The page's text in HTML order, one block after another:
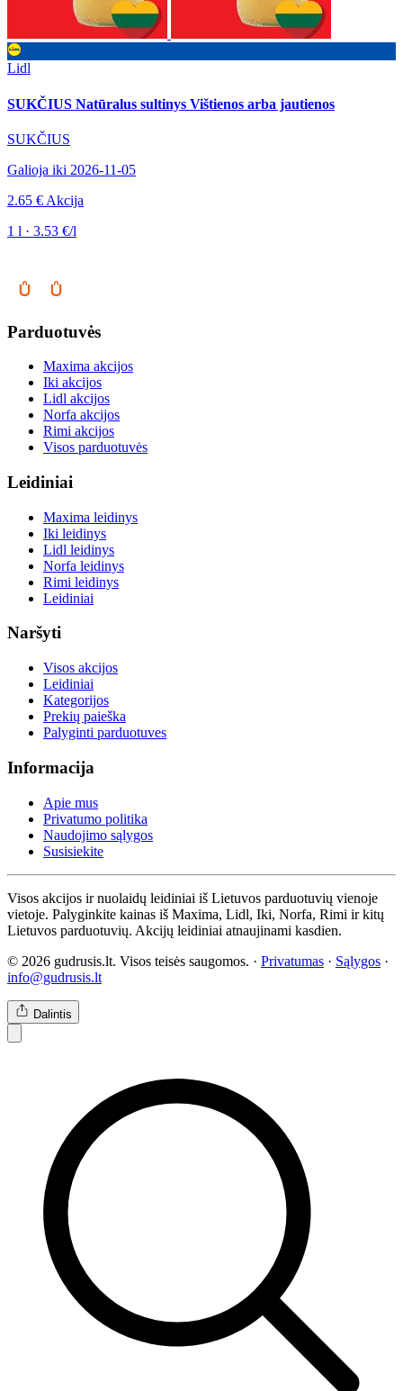
Lidl
SUKČIUS Natūralus sultinys Vištienos arba jautienos
SUKČIUS
Galioja iki 2026-11-05
2.65 € Akcija
1 l · 3.53 €/l
Parduotuvės
Maxima akcijos
Iki akcijos
Lidl akcijos
Norfa akcijos
Rimi akcijos
Visos parduotuvės
Leidiniai
Maxima leidinys
Iki leidinys
Lidl leidinys
Norfa leidinys
Rimi leidinys
Leidiniai
Naršyti
Visos akcijos
Leidiniai
Kategorijos
Prekių paieška
Palyginti parduotuves
Informacija
Apie mus
Privatumo politika
Naudojimo sąlygos
Susisiekite
Visos akcijos ir nuolaidų leidiniai iš Lietuvos parduotuvių vienoje
vietoje. Palyginkite kainas iš Maxima, Lidl, Iki, Norfa, Rimi ir kitų
Lietuvos parduotuvių. Akcijų leidiniai atnaujinami kasdien.
© 2026 gudrusis.lt. Visos teisės saugomos. · Privatumas · Sąlygos ·
info@gudrusis.lt
Dalintis